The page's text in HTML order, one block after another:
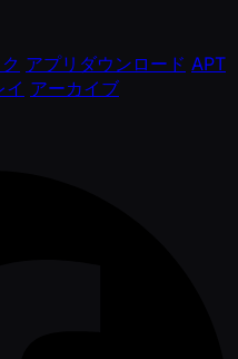
アプリダウンロード APT
イ アーカイブ